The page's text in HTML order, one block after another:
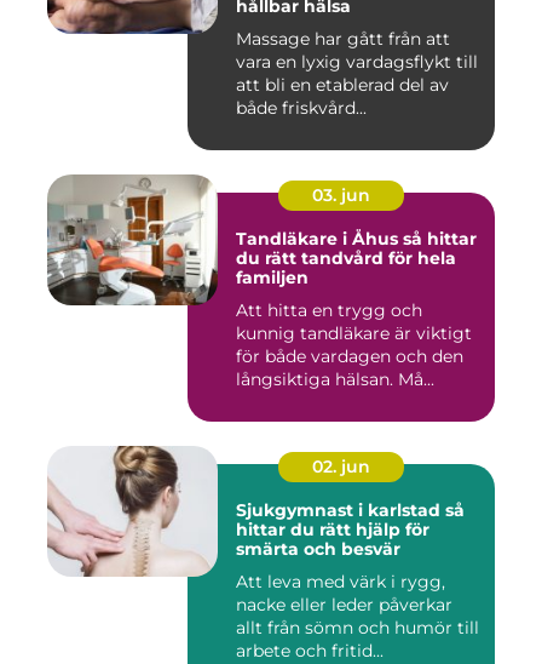
hållbar hälsa
Massage har gått från att
vara en lyxig vardagsflykt till
att bli en etablerad del av
både friskvård...
03. jun
Tandläkare i Åhus så hittar
du rätt tandvård för hela
familjen
Att hitta en trygg och
kunnig tandläkare är viktigt
för både vardagen och den
långsiktiga hälsan. Må...
02. jun
Sjukgymnast i karlstad så
hittar du rätt hjälp för
smärta och besvär
Att leva med värk i rygg,
nacke eller leder påverkar
allt från sömn och humör till
arbete och fritid...